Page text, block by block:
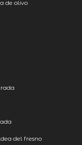
de olivo
del fresno